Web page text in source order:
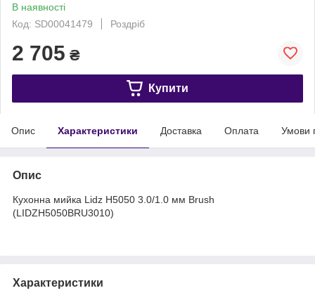
В наявності
Код: SD00041479
Роздріб
2 705 ₴
Купити
Опис Характеристики Доставка Оплата Умови
Опис
Кухонна мийка Lidz H5050 3.0/1.0 мм Brush
(LIDZH5050BRU3010)
Характеристики